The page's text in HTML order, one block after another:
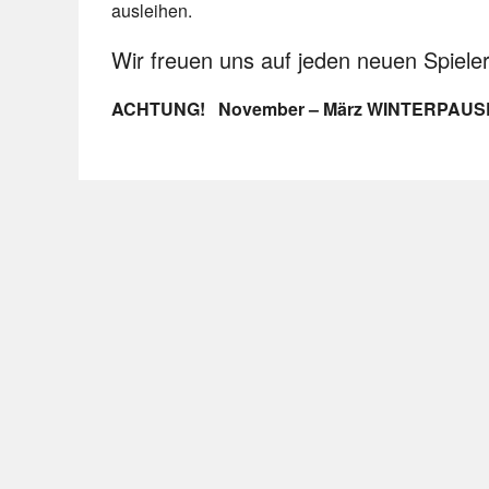
ausleihen.
Wir freuen uns auf jeden neuen
ACHTUNG! November – März